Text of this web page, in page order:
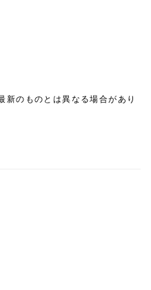
のものとは異なる場合があり